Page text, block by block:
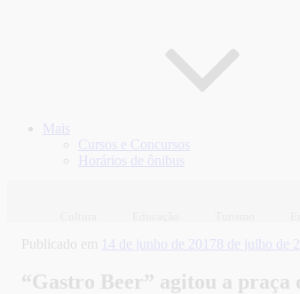
Mais
Cursos e Concursos
Horários de ônibus
Publicado em 14 de junho de 20178 de julho de
“Gastro Beer” agitou a praça